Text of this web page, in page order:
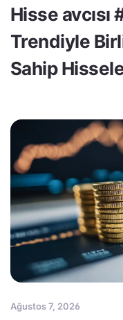
Hisse
Trendiyle
Sahip
Ağustos 7, 2026